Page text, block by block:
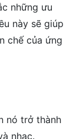
những ưu
này sẽ giúp
chế của ứng
nó trở thành
nhạc.